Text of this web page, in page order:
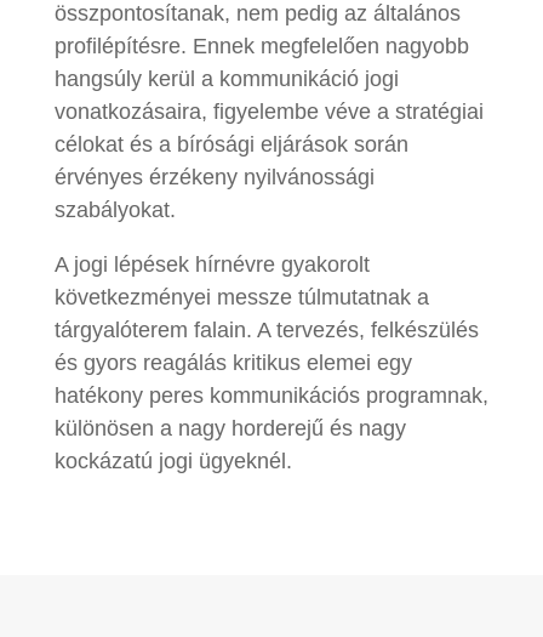
összpontosítanak, nem pedig az általános
profilépítésre. Ennek megfelelően nagyobb
hangsúly kerül a kommunikáció jogi
vonatkozásaira, figyelembe véve a stratégiai
célokat és a bírósági eljárások során
érvényes érzékeny nyilvánossági
szabályokat.
A jogi lépések hírnévre gyakorolt
következményei messze túlmutatnak a
tárgyalóterem falain. A tervezés, felkészülés
és gyors reagálás kritikus elemei egy
hatékony peres kommunikációs programnak,
különösen a nagy horderejű és nagy
kockázatú jogi ügyeknél.